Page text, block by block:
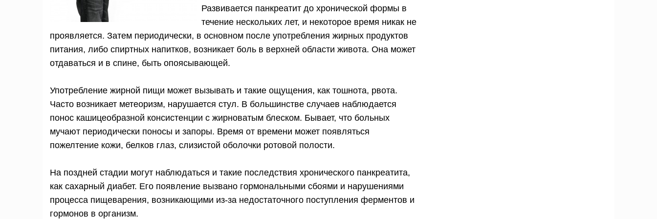
Развивается панкреатит до хронической формы в
течение нескольких лет, и некоторое время никак не
проявляется. Затем периодически, в основном после употребления жирных продуктов
питания, либо спиртных напитков, возникает боль в верхней области живота. Она может
отдаваться и в спине, быть опоясывающей.
Употребление жирной пищи может вызывать и такие ощущения, как тошнота, рвота.
Часто возникает метеоризм, нарушается стул. В большинстве случаев наблюдается
понос кашицеобразной консистенции с жирноватым блеском. Бывает, что больных
мучают периодически поносы и запоры. Время от времени может появляться
пожелтение кожи, белков глаз, слизистой оболочки ротовой полости.
На поздней стадии могут наблюдаться и такие последствия хронического панкреатита,
как сахарный диабет. Его появление вызвано гормональными сбоями и нарушениями
процесса пищеварения, возникающими из-за недостаточного поступления ферментов и
гормонов в организм.